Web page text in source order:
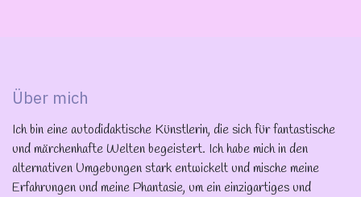
Über mich
Ich bin eine autodidaktische Künstlerin, die sich für fantastische
und märchenhafte Welten begeistert. Ich habe mich in den
alternativen Umgebungen stark entwickelt und mische meine
Erfahrungen und meine Phantasie, um ein einzigartiges und